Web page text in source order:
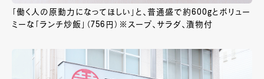
「働く人の原動力になってほしい」と、普通盛で約600gとボリュー
ミーな「ランチ炒飯」（756円）※スープ、サラダ、漬物付